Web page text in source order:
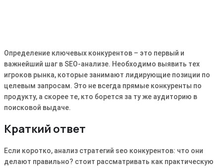
Определение ключевых конкурентов – это первый и
важнейший шаг в SEO-анализе. Необходимо выявить тех
игроков рынка, которые занимают лидирующие позиции по
целевым запросам. Это не всегда прямые конкуренты по
продукту, а скорее те, кто борется за ту же аудиторию в
поисковой выдаче.
Краткий ответ
Если коротко, анализ стратегий seo конкурентов: что они
делают правильно? стоит рассматривать как практическую